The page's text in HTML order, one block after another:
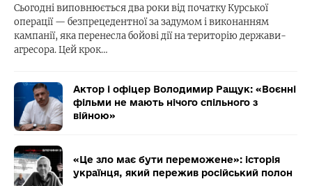
Сьогодні виповнюється два роки від початку Курської
операції — безпрецедентної за задумом і виконанням
кампанії, яка перенесла бойові дії на територію держави-
агресора. Цей крок…
Актор і офіцер Володимир Ращук: «Воєнні
фільми не мають нічого спільного з
війною»
«Це зло має бути переможене»: історія
українця, який пережив російський полон